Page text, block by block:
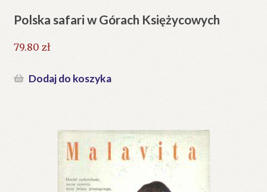
Polska safari w Górach Księżycowych
79.80 zł
Dodaj do koszyka